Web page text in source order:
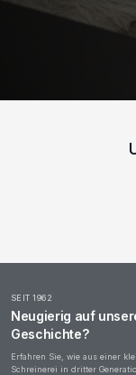
SEIT 1962
Neugierig auf
Geschichte?
Erfahren Sie, wie aus einer
Schreinerei in dritter